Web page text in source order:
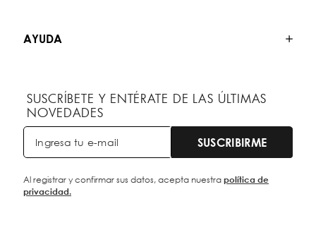
AYUDA
SUSCRÍBETE Y ENTÉRATE DE LAS ÚLTIMAS
NOVEDADES
SUSCRIBIRME
Al registrar y confirmar sus datos, acepta nuestrapolítica de
privacidad.